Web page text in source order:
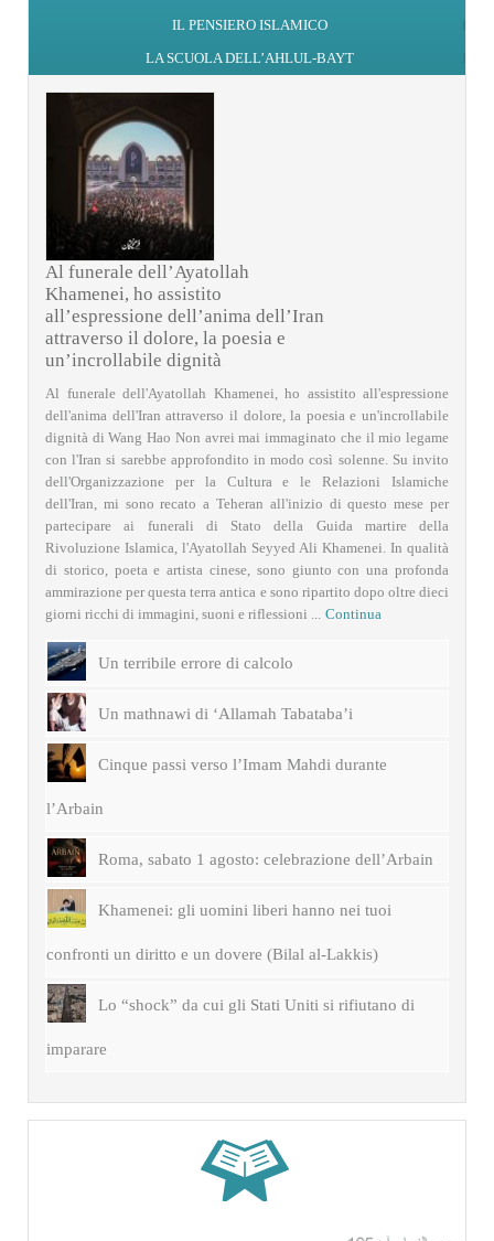
IL PENSIERO ISLAMICO
LA SCUOLA DELL’AHLUL-BAYT
Al funerale dell’Ayatollah
Khamenei, ho assistito
all’espressione dell’anima dell’Iran
attraverso il dolore, la poesia e
un’incrollabile dignità
Al funerale dell'Ayatollah Khamenei, ho assistito all'espressione
dell'anima dell'Iran attraverso il dolore, la poesia e un'incrollabile
dignità di Wang Hao Non avrei mai immaginato che il mio legame
con l'Iran si sarebbe approfondito in modo così solenne. Su invito
dell'Organizzazione per la Cultura e le Relazioni Islamiche
dell'Iran, mi sono recato a Teheran all'inizio di questo mese per
partecipare ai funerali di Stato della Guida martire della
Rivoluzione Islamica, l'Ayatollah Seyyed Ali Khamenei. In qualità
di storico, poeta e artista cinese, sono giunto con una profonda
ammirazione per questa terra antica e sono ripartito dopo oltre dieci
giorni ricchi di immagini, suoni e riflessioni ...
Continua
Un terribile errore di calcolo
Un mathnawi di ‘Allamah Tabataba’i
Cinque passi verso l’Imam Mahdi durante
l’Arbain
Roma, sabato 1 agosto: celebrazione dell’Arbain
Khamenei: gli uomini liberi hanno nei tuoi
confronti un diritto e un dovere (Bilal al-Lakkis)
Lo “shock” da cui gli Stati Uniti si rifiutano di
imparare